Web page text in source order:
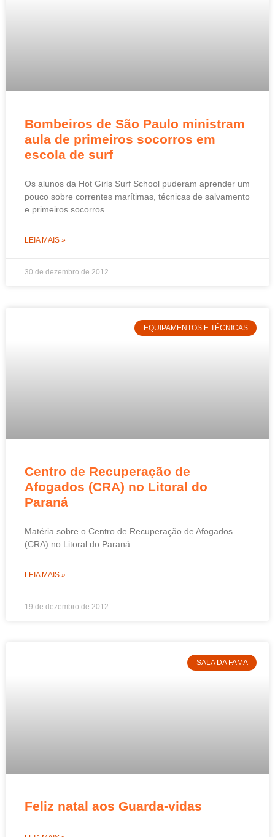
Bombeiros de São Paulo ministram
aula de primeiros socorros em
escola de surf
Os alunos da Hot Girls Surf School puderam aprender um
pouco sobre correntes marítimas, técnicas de salvamento
e primeiros socorros.
LEIA MAIS »
30 de dezembro de 2012
EQUIPAMENTOS E TÉCNICAS
Centro de Recuperação de
Afogados (CRA) no Litoral do
Paraná
Matéria sobre o Centro de Recuperação de Afogados
(CRA) no Litoral do Paraná.
LEIA MAIS »
19 de dezembro de 2012
SALA DA FAMA
Feliz natal aos Guarda-vidas